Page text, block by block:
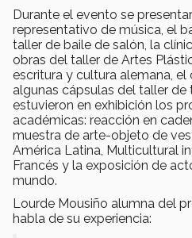
Durante el evento se
representativo de música, el
taller de baile de salón, la
obras del taller de Artes
escritura y cultura alemana, el
algunas cápsulas del taller de
estuvieron en exhibición los
académicas: reacción en
muestra de arte-objeto de
América Latina, Multicultural
Francés y la exposición de
mundo.
Lourde Mousiño alumna del
habla de su experiencia: